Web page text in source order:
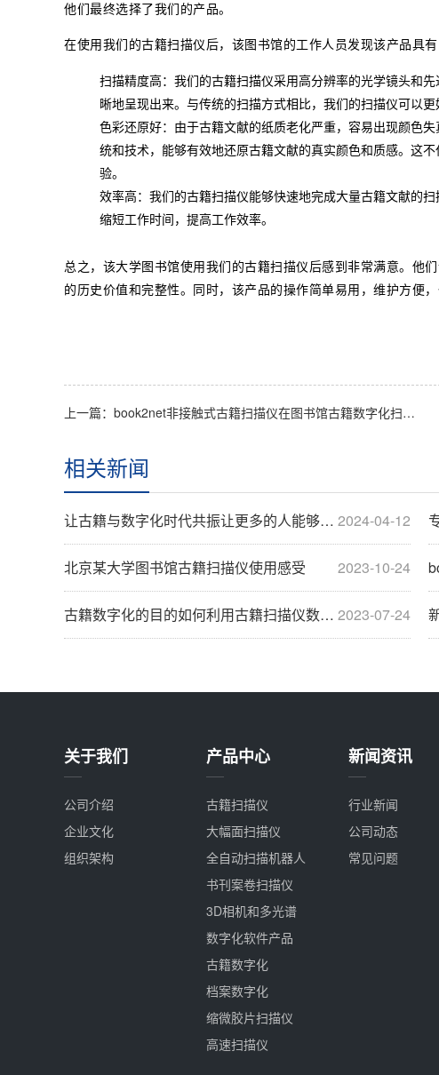
他们最终选择了我们的产品。
在使用我们的古籍扫描仪后，该图书馆的工作人员发现该产品具有
扫描精度高：我们的古籍扫描仪采用高分辨率的光学镜头和
晰地呈现出来。与传统的扫描方式相比，我们的扫描仪可以更
色彩还原好：由于古籍文献的纸质老化严重，容易出现颜色
统和技术，能够有效地还原古籍文献的真实颜色和质感。这
验。
效率高：我们的古籍扫描仪能够快速地完成大量古籍文献的
缩短工作时间，提高工作效率。
总之，该大学图书馆使用我们的古籍扫描仪后感到非常满意。他
的历史价值和完整性。同时，该产品的操作简单易用，维护方便
上一篇：book2net非接触式古籍扫描仪在图书馆古籍数字化扫描深受喜爱
相关新闻
2024-04-12
让古籍与数字化时代共振让更多的人能够阅读古籍文献
2023-10-24
北京某大学图书馆古籍扫描仪使用感受
2023-07-24
古籍数字化的目的如何利用古籍扫描仪数字化
关于我们
公司介绍
企业文化
组织架构
产品中心
古籍扫描仪
大幅面扫描仪
全自动扫描机器人
书刊案卷扫描仪
3D相机和多光谱
数字化软件产品
古籍数字化
档案数字化
缩微胶片扫描仪
高速扫描仪
新闻资讯
行业新闻
公司动态
常见问题